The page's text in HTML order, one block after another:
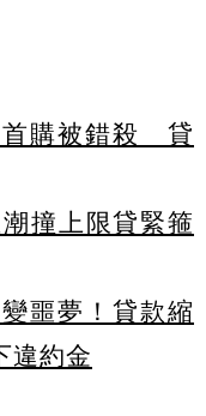
首購被錯殺 貸
撞上限貸緊箍
噩夢！貸款縮
違約金